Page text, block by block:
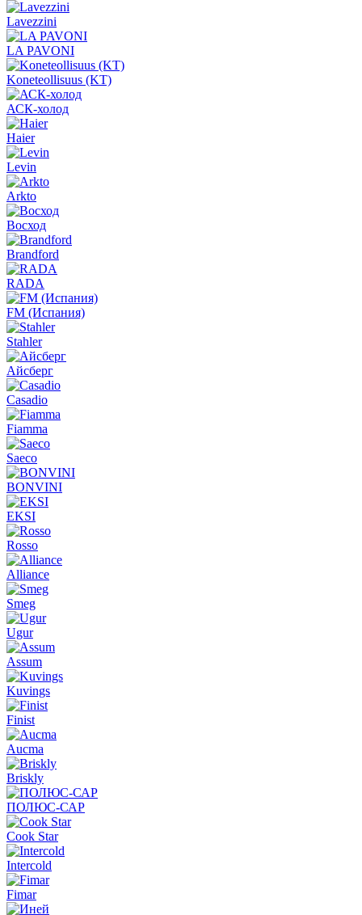
Lavezzini
LA PAVONI
Koneteollisuus (KT)
АСК-холод
Haier
Levin
Arkto
Восход
Brandford
RADA
FM (Испания)
Stahler
Айсберг
Casadio
Fiamma
Saeco
BONVINI
EKSI
Rosso
Alliance
Smeg
Ugur
Assum
Kuvings
Finist
Aucma
Briskly
ПОЛЮС-САР
Cook Star
Intercold
Fimar